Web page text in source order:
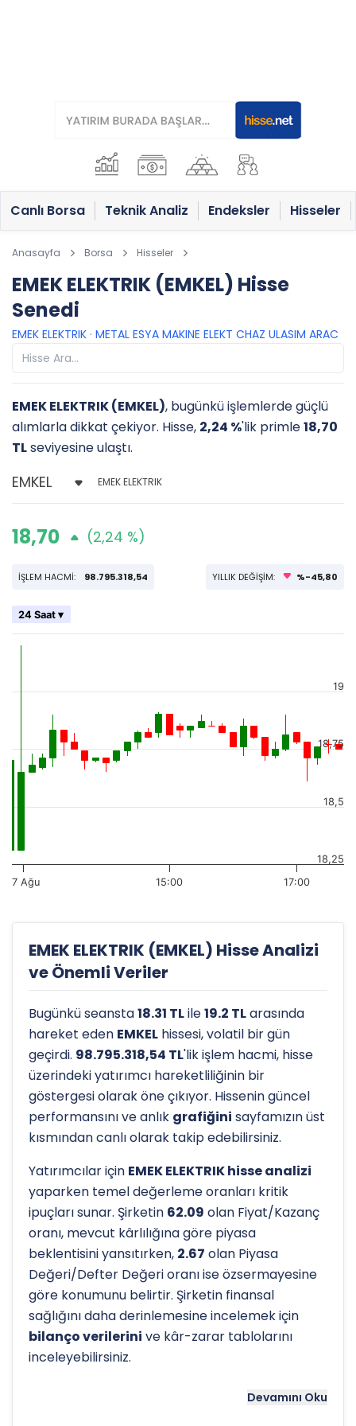
Canlı Borsa Teknik Analiz Endeksler Hisseler
Anasayfa Borsa Hisseler
EMEK ELEKTRIK (EMKEL) Hisse
Senedi
EMEK ELEKTRIK · METAL ESYA MAKINE ELEKT CHAZ ULASIM ARAC
EMEK ELEKTRIK (EMKEL), bugünkü işlemlerde güçlü
alımlarla dikkat çekiyor. Hisse, 2,24 %'lik primle18,70
TLseviyesine ulaştı.
EMEK ELEKTRIK
18,70 (2,24 %)
İŞLEM HACMİ: 98.795.318,54 YILLIK DEĞİŞİM: %-45,80
24 Saat ▾
7 Ağu 15:00 17:00
18,25
18,5
18,75
19
EMEK ELEKTRIK (EMKEL) Hisse Analizi
ve Önemli Veriler
Bugünkü seansta18.31 TLile19.2 TLarasında
hareket eden EMKEL hissesi, volatil bir gün
geçirdi. 98.795.318,54 TL'lik işlem hacmi, hisse
üzerindeki yatırımcı hareketliliğinin bir
göstergesi olarak öne çıkıyor. Hissenin güncel
performansını ve anlık grafiğini sayfamızın üst
kısmından canlı olarak takip edebilirsiniz.
Yatırımcılar için EMEK ELEKTRIK hisse analizi
yaparken temel değerleme oranları kritik
ipuçları sunar. Şirketin 62.09 olan Fiyat/Kazanç
oranı, mevcut kârlılığına göre piyasa
beklentisini yansıtırken, 2.67 olan Piyasa
Değeri/Defter Değeri oranı ise özsermayesine
göre konumunu belirtir. Şirketin finansal
sağlığını daha derinlemesine incelemek için
bilanço verilerini ve kâr-zarar tablolarını
inceleyebilirsiniz.
Hissenin uzun vadeli trendini ve potansiyelDevamını Oku